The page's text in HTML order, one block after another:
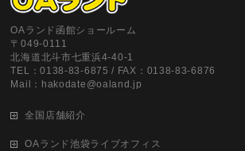
OAランド函館ショールーム
〒049-0111
北海道北斗市七重浜4-40-1
TEL：0138-83-6875 / FAX：0138-83-6876
Mail：hakodate@oaland.jp
全国店舗紹介
OAランド池袋ライブオフィス